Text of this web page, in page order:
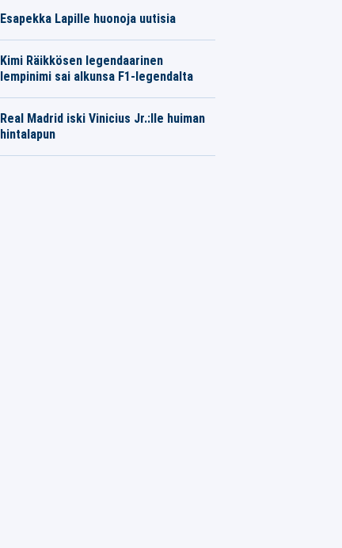
Esapekka Lapille huonoja uutisia
Kimi Räikkösen legendaarinen
lempinimi sai alkunsa F1-legendalta
Real Madrid iski Vinicius Jr.:lle huiman
hintalapun